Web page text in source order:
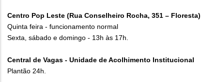
Centro Pop Leste (Rua Conselheiro Rocha, 351 – Floresta)
Quinta feira - funcionamento normal
Sexta, sábado e domingo - 13h às 17h.
Central de Vagas - Unidade de Acolhimento Institucional
Plantão 24h.